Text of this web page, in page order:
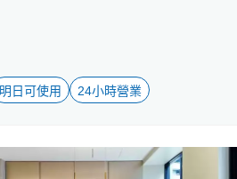
明日可使用 24小時營業